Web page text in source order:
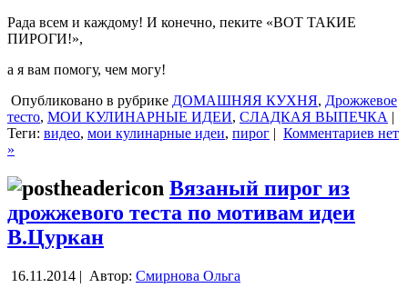
Рада всем и каждому! И конечно, пеките «ВОТ ТАКИЕ
ПИРОГИ!»,
а я вам помогу, чем могу!
Опубликовано в рубрике ДОМАШНЯЯ КУХНЯ, Дрожжевое
тесто, МОИ КУЛИНАРНЫЕ ИДЕИ, СЛАДКАЯ ВЫПЕЧКА |
Теги: видео, мои кулинарные идеи, пирог | Комментариев нет
»
Вязаный пирог из
дрожжевого теста по мотивам идеи
В.Цуркан
16.11.2014 | Автор: Смирнова Ольга